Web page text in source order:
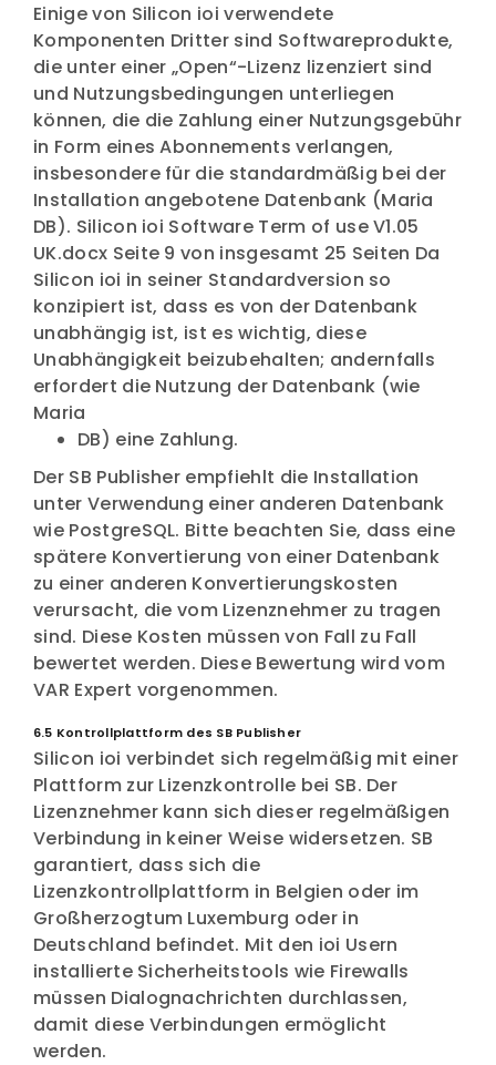
Einige von Silicon ioi verwendete
Komponenten Dritter sind Softwareprodukte,
die unter einer „Open“-Lizenz lizenziert sind
und Nutzungsbedingungen unterliegen
können, die die Zahlung einer Nutzungsgebühr
in Form eines Abonnements verlangen,
insbesondere für die standardmäßig bei der
Installation angebotene Datenbank (Maria
DB). Silicon ioi Software Term of use V1.05
UK.docx Seite 9 von insgesamt 25 Seiten Da
Silicon ioi in seiner Standardversion so
konzipiert ist, dass es von der Datenbank
unabhängig ist, ist es wichtig, diese
Unabhängigkeit beizubehalten; andernfalls
erfordert die Nutzung der Datenbank (wie
Maria
DB) eine Zahlung.
Der SB Publisher empfiehlt die Installation
unter Verwendung einer anderen Datenbank
wie PostgreSQL. Bitte beachten Sie, dass eine
spätere Konvertierung von einer Datenbank
zu einer anderen Konvertierungskosten
verursacht, die vom Lizenznehmer zu tragen
sind. Diese Kosten müssen von Fall zu Fall
bewertet werden. Diese Bewertung wird vom
VAR Expert vorgenommen.
6.5 Kontrollplattform des SB Publisher
Silicon ioi verbindet sich regelmäßig mit einer
Plattform zur Lizenzkontrolle bei SB. Der
Lizenznehmer kann sich dieser regelmäßigen
Verbindung in keiner Weise widersetzen. SB
garantiert, dass sich die
Lizenzkontrollplattform in Belgien oder im
Großherzogtum Luxemburg oder in
Deutschland befindet. Mit den ioi Usern
installierte Sicherheitstools wie Firewalls
müssen Dialognachrichten durchlassen,
damit diese Verbindungen ermöglicht
werden.